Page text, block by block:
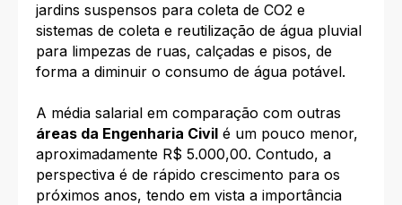
jardins suspensos para coleta de CO2 e
sistemas de coleta e reutilização de água pluvial
para limpezas de ruas, calçadas e pisos, de
forma a diminuir o consumo de água potável.
A média salarial em comparação com outras
áreas da Engenharia Civil é um pouco menor,
aproximadamente R$ 5.000,00. Contudo, a
perspectiva é de rápido crescimento para os
próximos anos, tendo em vista a importância